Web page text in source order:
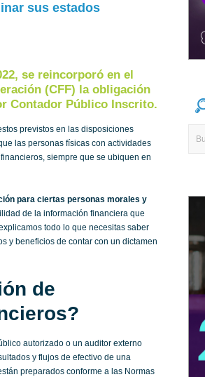
sus estados
se reincorporó en el
(CFF) la obligación
Contador Público Inscrito.
previstos en las disposiciones
las personas físicas con actividades
siempre que se ubiquen en
para ciertas personas morales y
de la información financiera que
todo lo que necesitas saber
y beneficios de contar con un dictamen
de
autorizado o un auditor externo
y flujos de efectivo de una
preparados conforme a las Normas